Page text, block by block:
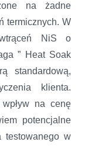
na żadne
termicznych. W
NiS o
” Heat Soak
standardową,
klienta.
na cenę
potencjalne
testowanego w